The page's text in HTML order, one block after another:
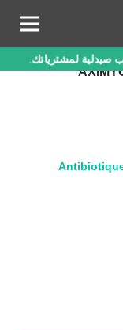
صيدلية لمشترياتك.